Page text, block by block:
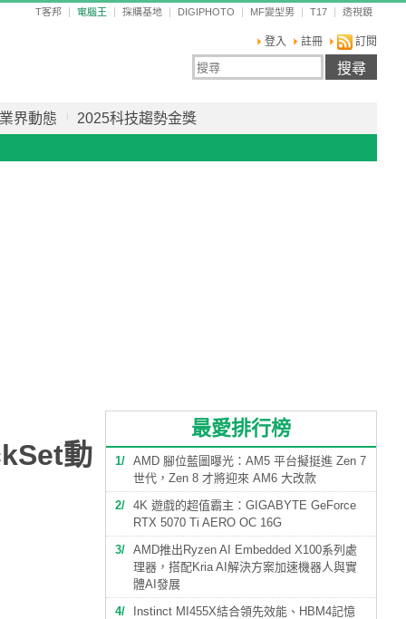
T客邦 電腦王 採購基地 DIGIPHOTO MF變型男 T17 透視鏡
登入 註冊 訂閱
業界動態 2025科技趨勢金獎
動
最愛排行榜
1
AMD 腳位藍圖曝光：AM5 平台擬挺進 Zen 7
世代，Zen 8 才將迎來 AM6 大改款
2
4K 遊戲的超值霸主：GIGABYTE GeForce
RTX 5070 Ti AERO OC 16G
3
AMD推出Ryzen AI Embedded X100系列處
理器，搭配Kria AI解決方案加速機器人與實
體AI發展
4
Instinct MI455X結合領先效能、HBM4記憶